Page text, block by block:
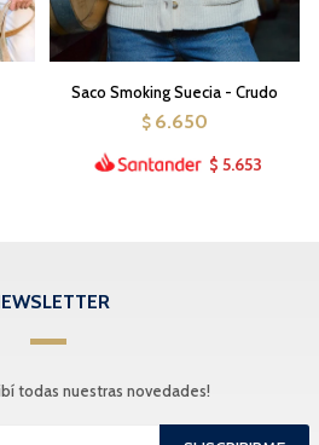
Saco Smoking Suecia - Crudo
$ 6.650
$ 5.653
todas nuestras novedades!